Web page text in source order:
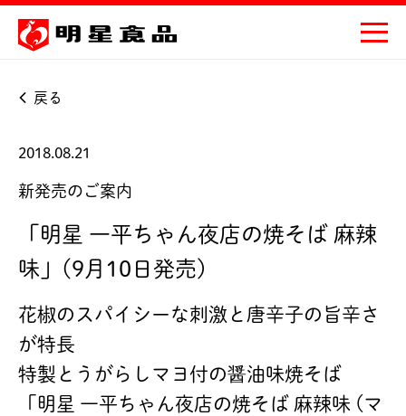
戻る
2018.08.21
新発売のご案内
「明星 一平ちゃん夜店の焼そば 麻辣
味」(9月10日発売)
花椒のスパイシーな刺激と唐辛子の旨辛さ
が特長
特製とうがらしマヨ付の醤油味焼そば
「明星 一平ちゃん夜店の焼そば 麻辣味 (マ